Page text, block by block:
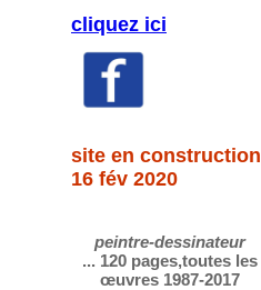
cliquez ici
site en construction
16 fév 2020
peintre-dessinateur
... 120 pages,toutes les
œuvres 1987-2017